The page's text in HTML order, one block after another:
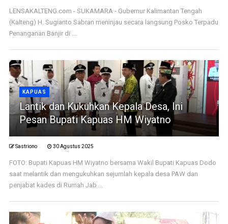
LENSAKALTENG.com - SUKAMARA - Gubernur Kalimantan Tengah
(Kalteng) H. Sugianto Sabran meninjau secara langsung Posko Terpadu
Penanganan Banjir di ...
KAPUAS
Lantik dan Kukuhkan Kepala Desa, Ini
Pesan Bupati Kapuas HM Wiyatno
Sastriono 30 Agustus 2025
FOTO: Bupati Kapuas HM Wiyatno bersama Wakil Bupati Kapuas Dodo
saat melantik dan mengukuhkan sejumlah kepala desa PAW dan
penjabat kades di Rumah Jab ...